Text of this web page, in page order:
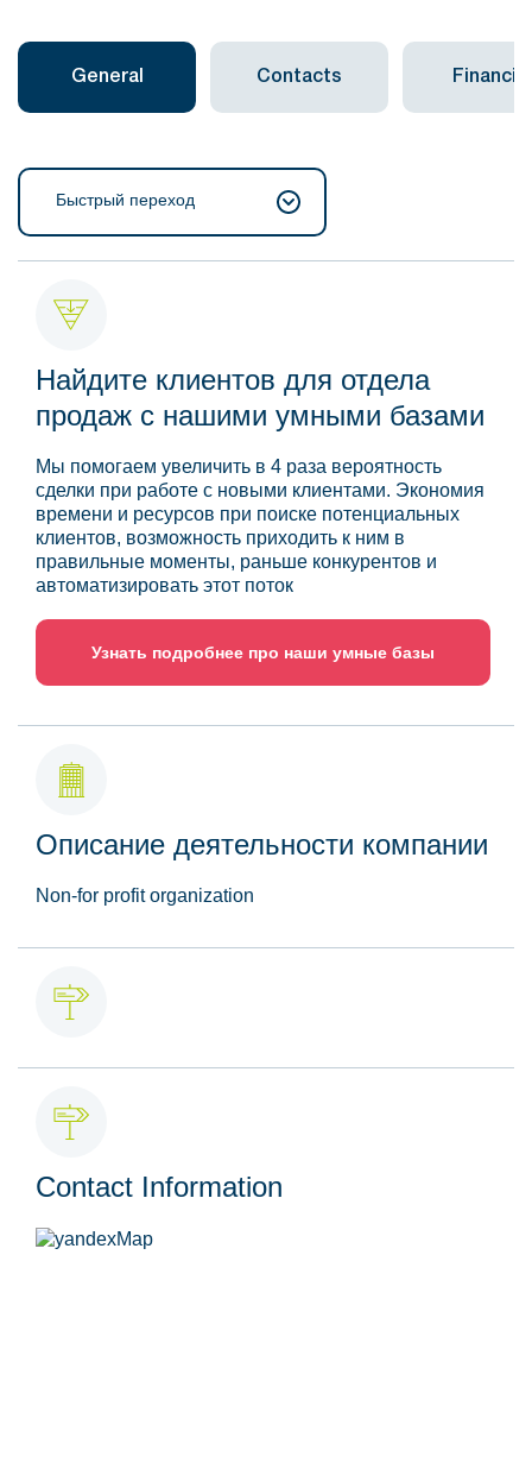
General Contacts Financial
Быстрый переход
Найдите клиентов для отдела
продаж с нашими умными базами
Мы помогаем увеличить в 4 раза вероятность
сделки при работе с новыми клиентами. Экономия
времени и ресурсов при поиске потенциальных
клиентов, возможность приходить к ним в
правильные моменты, раньше конкурентов и
автоматизировать этот поток
Узнать подробнее про наши умные базы
Описание деятельности компании
Non-for profit organization
Contact Information